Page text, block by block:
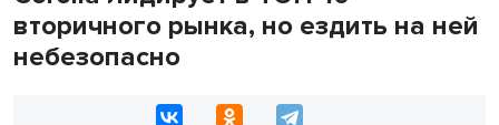
вторичного рынка, но ездить на ней
небезопасно